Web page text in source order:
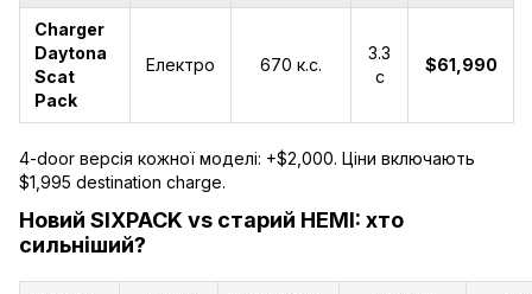
Charger
Daytona
Scat
Pack
Електро 670 к.с.
3.3
с
$61,990
4-door версія кожної моделі: +$2,000. Ціни включають
$1,995 destination charge.
Новий SIXPACK vs старий HEMI: хто
сильніший?